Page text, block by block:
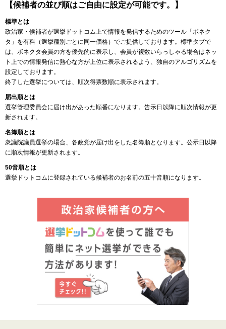
【候補者の並び順はご自由に設定が可能です。】
標準とは
政治家・候補者が選挙ドットコム上で情報を発信するためのツール「ボネク
タ」を有料（選挙種別ごとに同一価格）でご提供しております。標準タブで
は、ボネクタ会員の方を優先的に表示し、会員が複数いらっしゃる場合はネッ
ト上での情報発信に熱心な方が上位に表示されるよう、独自のアルゴリズムを
設定しております。
終了した選挙については、順次得票数順に表示されます。
届出順とは
選挙管理委員会に届け出があった順番になります。告示日以降に順次情報が更
新されます。
名簿順とは
衆議院議員選挙の場合、各政党が届け出をした名簿順となります。公示日以降
に順次情報が更新されます。
50音順とは
選挙ドットコムに登録されている候補者のお名前の五十音順になります。